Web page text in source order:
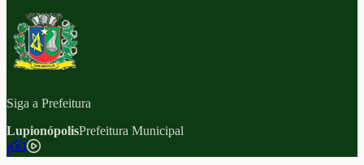
Siga a Prefeitura
LupionópolisPrefeitura Municipal
f